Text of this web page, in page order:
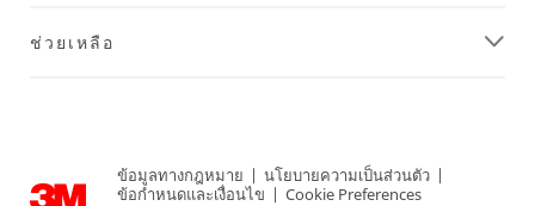
ช่วยเหลือ
ข้อมูลทางกฎหมาย | นโยบายความเป็นส่วนตัว |
ข้อกำหนดและเงื่อนไข | Cookie Preferences